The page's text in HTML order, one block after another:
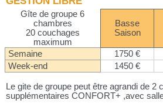
Gîte de groupe 6
chambres
20 couchages
maximum
Basse
Saison
Semaine 1750 €
Week-end
1450 €
Le gite de groupe peut être agrandi de 2
supplémentaires CONFORT+ ,avec